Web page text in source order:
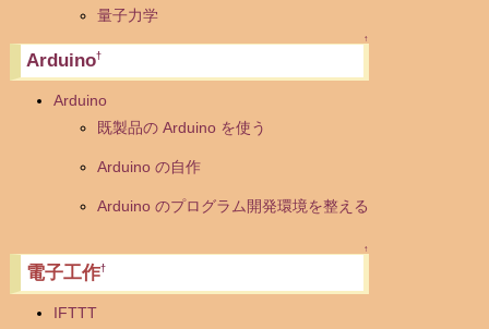
量子力学
↑
Arduino†
Arduino
既製品の Arduino を使う
Arduino の自作
Arduino のプログラム開発環境を整える
↑
電子工作†
IFTTT